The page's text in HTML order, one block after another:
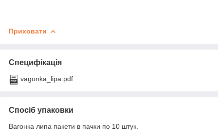
Приховати
Специфікація
vagonka_lipa.pdf
Спосіб упаковки
Вагонка липа пакети в пачки по 10 штук.